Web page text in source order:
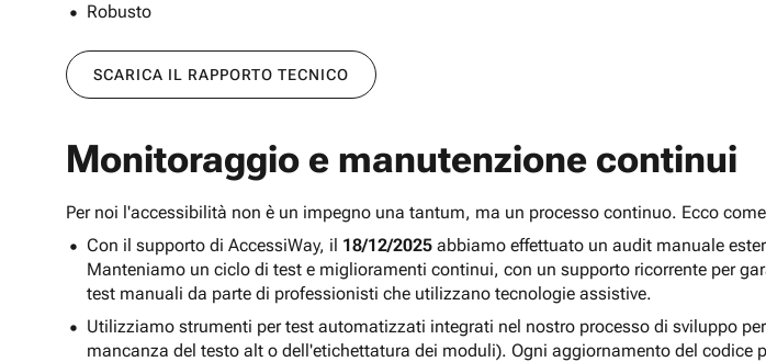
Robusto
SCARICA IL RAPPORTO TECNICO
Monitoraggio e manutenzione continui
Per noi l'accessibilità non è un impegno una tantum, ma un processo continuo. Ecco
Con il supporto di AccessiWay, il 18/12/2025 abbiamo effettuato un audit manuale
Manteniamo un ciclo di test e miglioramenti continui, con un supporto ricorrente per
test manuali da parte di professionisti che utilizzano tecnologie assistive.
Utilizziamo strumenti per test automatizzati integrati nel nostro processo di sviluppo
mancanza del testo alt o dell'etichettatura dei moduli). Ogni aggiornamento del codice